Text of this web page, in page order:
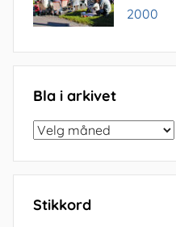
2000
Bla i arkivet
Bla
arkivet
Stikkord